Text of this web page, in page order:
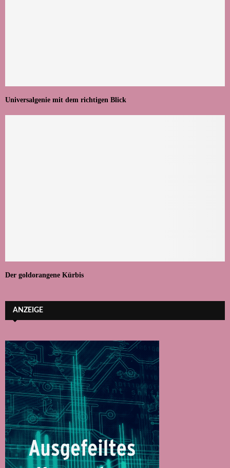
Universalgenie mit dem richtigen Blick
Der goldorangene Kürbis
ANZEIGE